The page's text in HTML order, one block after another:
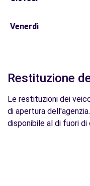
Venerdì
Restituzione
Le restituzioni dei
di apertura
disponibile al di fuori di